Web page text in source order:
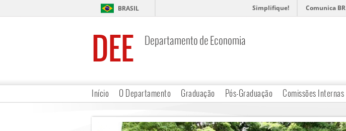
BRASIL Simplifique! Comunica BR
DEE Departamento de Economia
Início O Departamento Graduação Pós-Graduação Comissões Internas